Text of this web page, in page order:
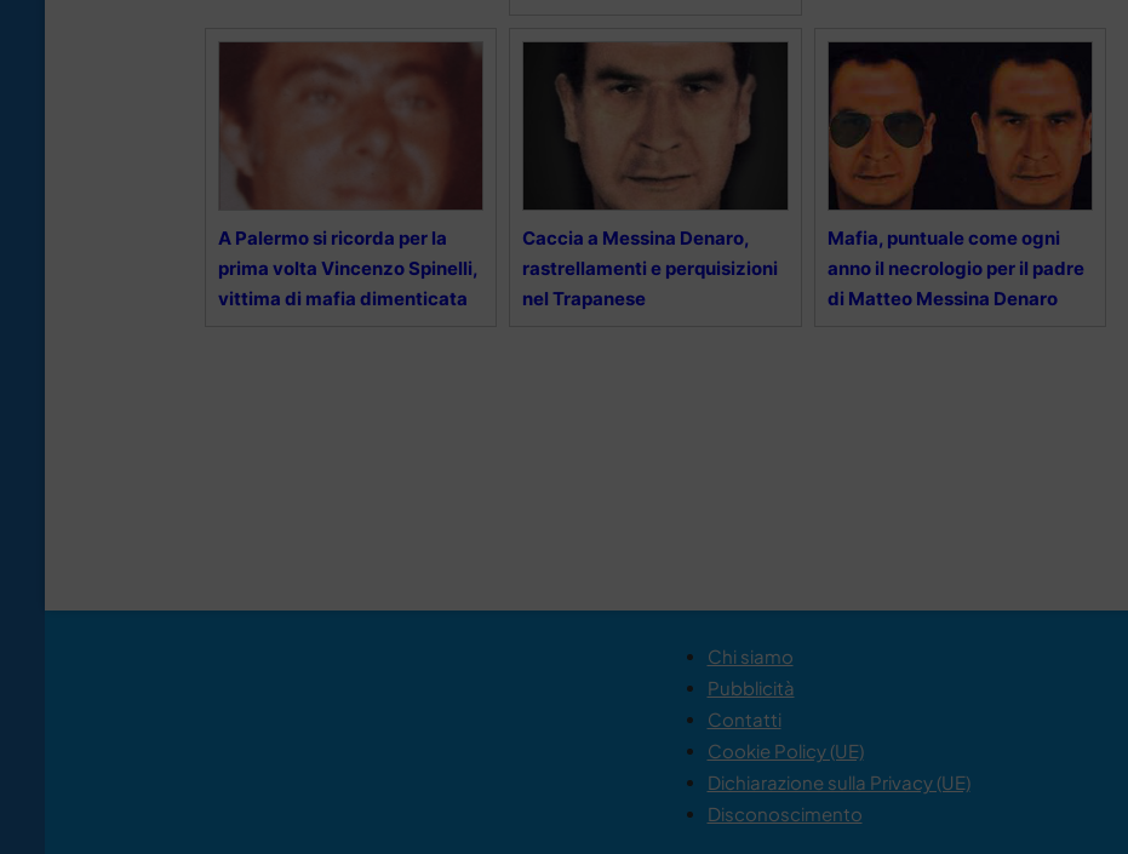
A Palermo si ricorda per la
prima volta Vincenzo Spinelli,
vittima di mafia dimenticata
Caccia a Messina Denaro,
rastrellamenti e perquisizioni
nel Trapanese
Mafia, puntuale come ogni
anno il necrologio per il padre
di Matteo Messina Denaro
Chi siamo
Pubblicità
Contatti
Cookie Policy (UE)
Dichiarazione sulla Privacy (UE)
Disconoscimento